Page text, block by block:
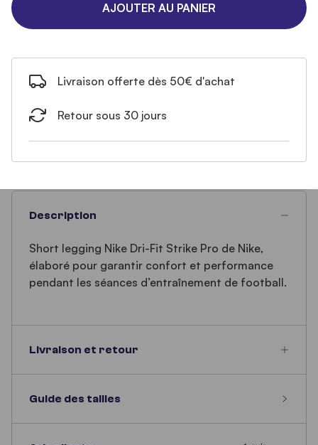
AJOUTER AU PANIER
Livraison offerte dès 50€ d'achat
Retour sous 30 jours
Description
Short legging Nike Dri-Fit Strike Pro de Nike,
élaboré pour garantir confort et performance
pendant les séances d’entraînement de football.
Livraison et retour
Guide des tailles